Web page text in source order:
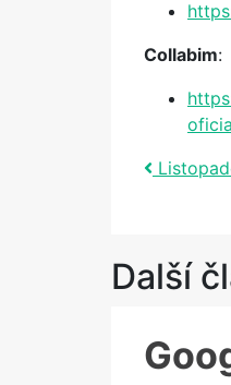
Collabim:
Další